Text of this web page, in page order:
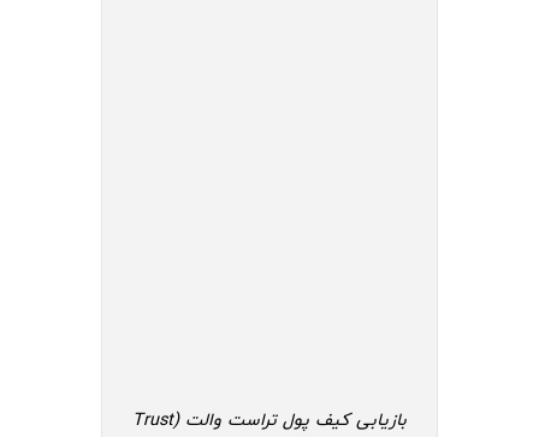
بازیابی کیف پول تراست والت (Trust